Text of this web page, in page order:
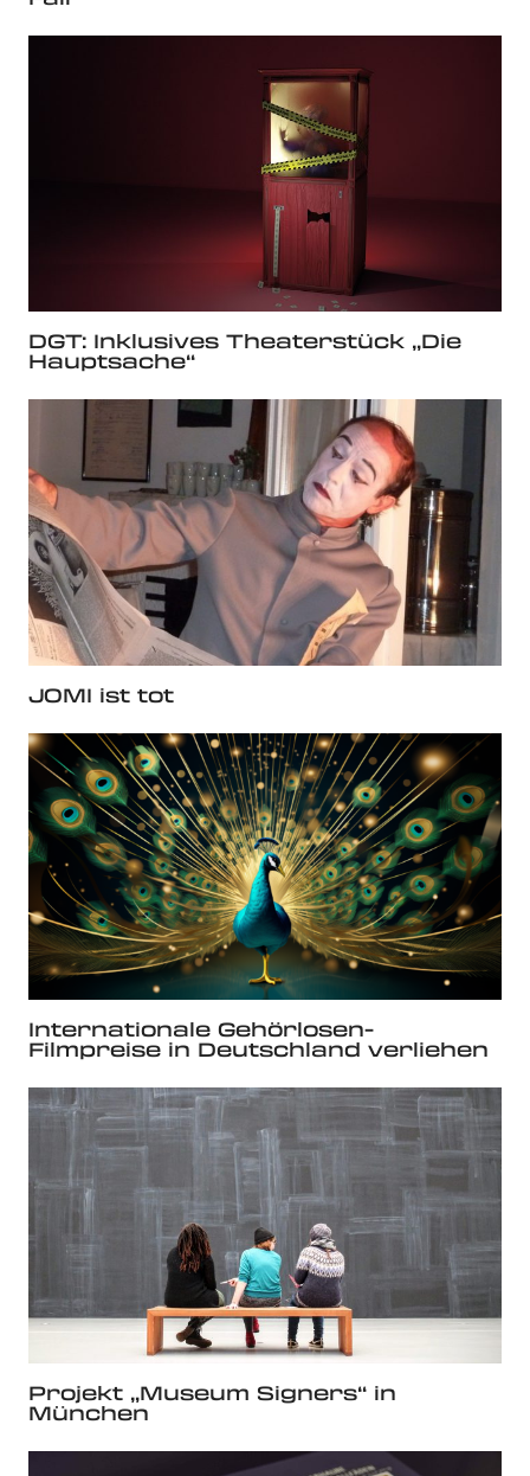
DGT: Inklusives Theaterstück „Die
Hauptsache“
JOMI ist tot
Internationale Gehörlosen-
Filmpreise in Deutschland verliehen
Projekt „Museum Signers“ in
München